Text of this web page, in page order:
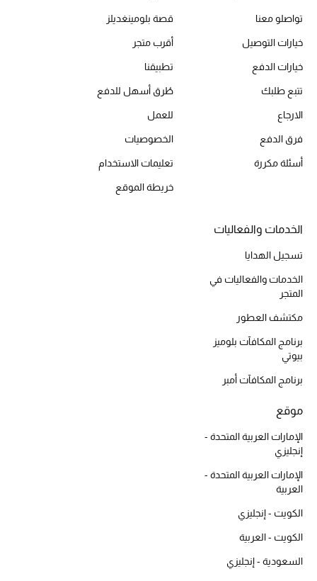
صُممت للرجال
الأطفال
الهدايا
الموسم الجديد
ما وصل حديثاً
ركن أناقة المنتجعات
هدايا للأطفال
تشكيلة مستلزمات الأطفال
مستلزمات الأطفال الرضع
مستلزمات البنات (2 - 14 سنة)
تواصلو معنا
خيارات التوصيل
خيارات الدفع
تتبع طلبك
الارجاع
فرق الدفع
أسئلة مكررة
قصة بلومينغديلز
أقرب متجر
تطبيقنا
طُرق أسهل للدفع
للعمل
الخصوصيات
تعليمات الاستخدام
خريطة الموقع
الخدمات والفعاليات
تسجيل الهدايا
الخدمات والفعاليات في
المتجر
مكتشف العطور
برنامج المكافآت بلوميز
بيوتي
برنامج المكافآت أمبر
موقع
الإمارات العربية المتحدة -
إنجليزي
الإمارات العربية المتحدة -
العربية
الكويت - إنجليزي
الكويت - العربية
السعودية - إنجليزي